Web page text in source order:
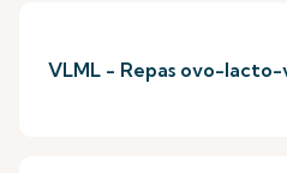
VLML - Repas ovo-